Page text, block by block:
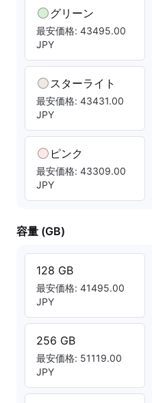
グリーン
最安価格: 43495.00
JPY
スターライト
最安価格: 43431.00
JPY
ピンク
最安価格: 43309.00
JPY
容量 (GB)
128 GB
最安価格: 41495.00
JPY
256 GB
最安価格: 51119.00
JPY